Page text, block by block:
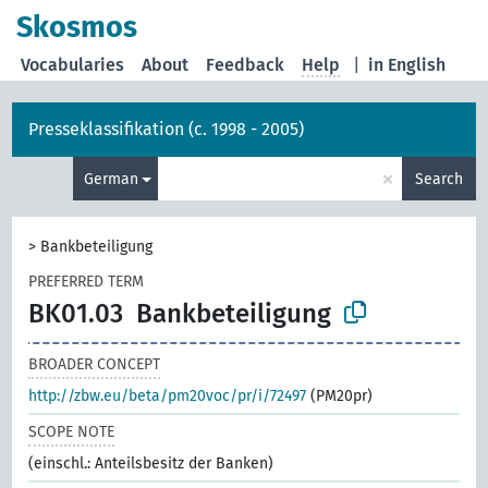
Skosmos
in English
Vocabularies About Feedback Help
Presseklassifikation (c. 1998 - 2005)
German × Search
> Bankbeteiligung
PREFERRED TERM
BK01.03 Bankbeteiligung
BROADER CONCEPT
http://zbw.eu/beta/pm20voc/pr/i/72497 (PM20pr)
SCOPE NOTE
(einschl.: Anteilsbesitz der Banken)